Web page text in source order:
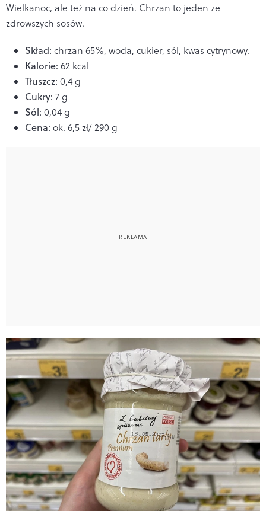
Wielkanoc, ale też na co dzień. Chrzan to jeden ze
zdrowszych sosów.
Skład: chrzan 65%, woda, cukier, sól, kwas cytrynowy.
Kalorie: 62 kcal
Tłuszcz: 0,4 g
Cukry: 7 g
Sól: 0,04 g
Cena: ok. 6,5 zł/ 290 g